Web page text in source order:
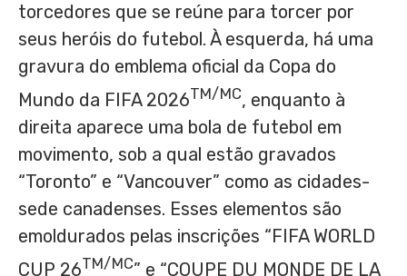
torcedores que se reúne para torcer por
seus heróis do futebol. À esquerda, há uma
gravura do emblema oficial da Copa do
Mundo da FIFA 2026TM/MC, enquanto à
direita aparece uma bola de futebol em
movimento, sob a qual estão gravados
“Toronto” e “Vancouver” como as cidades-
sede canadenses. Esses elementos são
emoldurados pelas inscrições “FIFA WORLD
CUP 26TM/MC” e “COUPE DU MONDE DE LA